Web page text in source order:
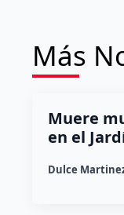
Más
Muere
en el
Dulce